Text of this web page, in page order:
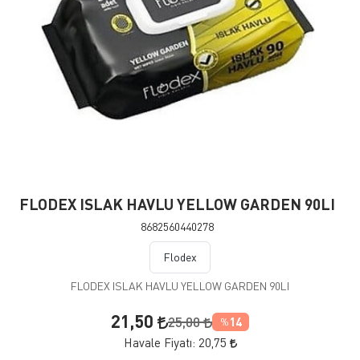
FLODEX ISLAK HAVLU YELLOW GARDEN 90LI
8682560440278
Flodex
FLODEX ISLAK HAVLU YELLOW GARDEN 90LI
21,50 25,00 % 14
Havale Fiyatı: 20,75